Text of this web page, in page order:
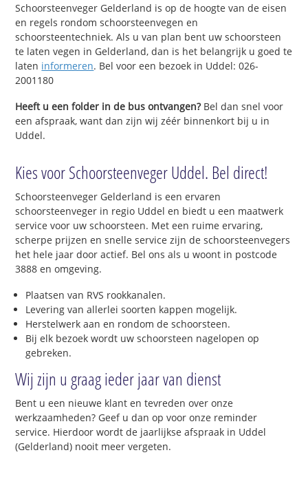
Schoorsteenveger Gelderland is op de hoogte van de eisen
en regels rondom schoorsteenvegen en
schoorsteentechniek. Als u van plan bent uw schoorsteen
te laten vegen in Gelderland, dan is het belangrijk u goed te
laten informeren. Bel voor een bezoek in Uddel: 026-
2001180
Heeft u een folder in de bus ontvangen?Bel dan snel voor
een afspraak, want dan zijn wij zéér binnenkort bij u in
Uddel.
Kies voor Schoorsteenveger Uddel. Bel direct!
Schoorsteenveger Gelderland is een ervaren
schoorsteenveger in regio Uddel en biedt u een maatwerk
service voor uw schoorsteen. Met een ruime ervaring,
scherpe prijzen en snelle service zijn de schoorsteenvegers
het hele jaar door actief. Bel ons als u woont in postcode
3888 en omgeving.
Plaatsen van RVS rookkanalen.
Levering van allerlei soorten kappen mogelijk.
Herstelwerk aan en rondom de schoorsteen.
Bij elk bezoek wordt uw schoorsteen nagelopen op
gebreken.
Wij zijn u graag ieder jaar van dienst
Bent u een nieuwe klant en tevreden over onze
werkzaamheden? Geef u dan op voor onze reminder
service. Hierdoor wordt de jaarlijkse afspraak in Uddel
(Gelderland) nooit meer vergeten.